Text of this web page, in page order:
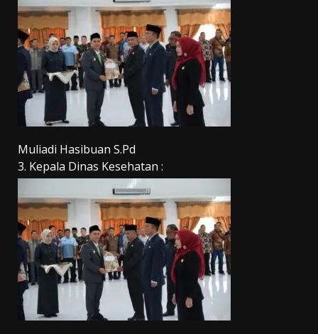
Muliadi Hasibuan S.Pd
3. Kepala Dinas Kesehatan :